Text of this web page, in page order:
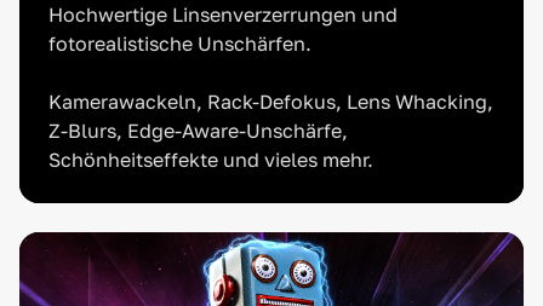
Hochwertige Linsenverzerrungen und
fotorealistische Unschärfen.
Kamerawackeln, Rack-Defokus, Lens Whacking,
Z-Blurs, Edge-Aware-Unschärfe,
Schönheitseffekte und vieles mehr.